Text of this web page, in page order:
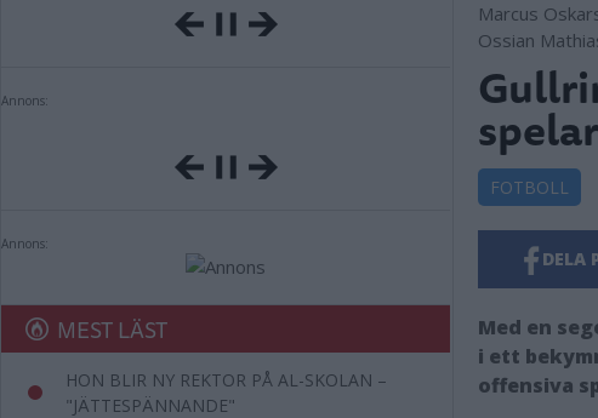
Annons:
Annons:
MEST LÄST
HON BLIR NY REKTOR PÅ AL-SKOLAN –
"JÄTTESPÄNNANDE"
Marcus
Ossian
FOTBOLL
DELA
Med en
i ett
offensiva